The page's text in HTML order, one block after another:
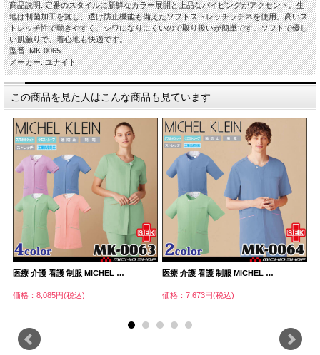
商品説明: 定番のスタイルに新鮮なカラー展開と上品なパイピングがアクセント。生
地は制菌加工を施し、透け防止機能も備えたソフトストレッチラチネを使用。高いス
トレッチ性で動きやすく、シワになりにくいので取り扱いが簡単です。ソフトで優し
い肌触りで、着心地も快適です。
型番: MK-0065
メーカー: ユナイト
この商品を見た人はこんな商品も見ています
医療 介護 看護 制服 MICHEL …
価格：8,085円(税込)
医療 介護 看護 制服 MICHEL …
価格：7,673円(税込)